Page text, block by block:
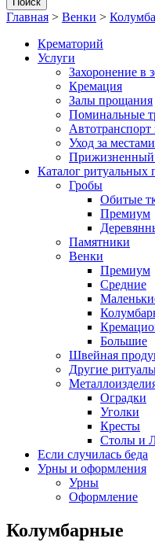
Вы здесь
Главная > Венки >
Крематорий
Услуги
Захоронение в
Кремация
Залы прощания
Поминальные
Автотранспорт
Уход за
Прижизненный
Каталог ритуальных
Гробы
Обитые
Премиум
Памятники
Венки
Премиум
Средние
Большие
Швейная
Другие
Оградки
Уголки
Кресты
Столы и
Если случилась беда
Урны и оформления
Урны
Оформление
Колумбарные